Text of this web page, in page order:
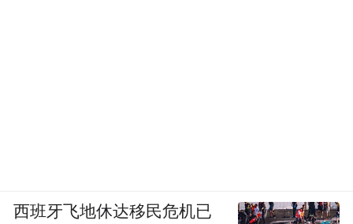
西班牙飞地休达移民危机已